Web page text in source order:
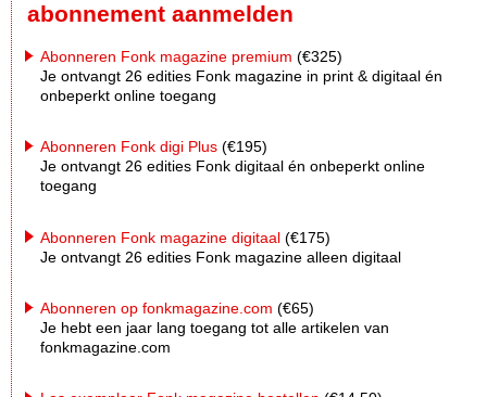
abonnement aanmelden
Abonneren Fonk magazine premium (€325)
Je ontvangt 26 edities Fonk magazine in print & digitaal én
onbeperkt online toegang
Abonneren Fonk digi Plus (€195)
Je ontvangt 26 edities Fonk digitaal én onbeperkt online
toegang
Abonneren Fonk magazine digitaal (€175)
Je ontvangt 26 edities Fonk magazine alleen digitaal
Abonneren op fonkmagazine.com (€65)
Je hebt een jaar lang toegang tot alle artikelen van
fonkmagazine.com